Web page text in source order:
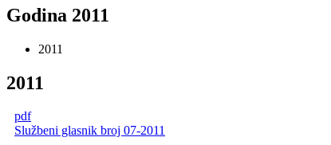
Godina 2011
2011
2011
pdf
Službeni glasnik broj 07-2011